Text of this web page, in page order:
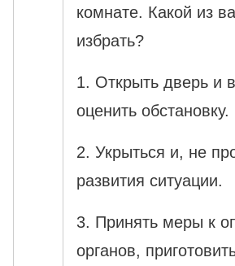
комнате. Какой из
избрать?
1. Открыть дверь и
оценить обстановку.
2. Укрыться и, не
развития ситуации.
3. Принять меры к
органов,